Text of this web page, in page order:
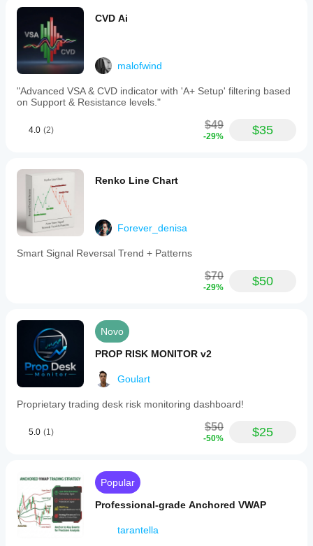
logging
trade
review.
It
supports
symbol
to
accommodate
broker
Perfil do indicador
CVD Ai
malofwind
"Advanced VSA & CVD indicator with 'A+ Setup' filtering based
on Support & Resistance levels."
4.0 (2) $49
-29% $35
Renko Line Chart
Forever_denisa
Smart Signal Reversal Trend + Patterns
$70
-29% $50
Novo
PROP RISK MONITOR v2
Goulart
Proprietary trading desk risk monitoring dashboard!
5.0 (1) $50
-50% $25
Popular
Professional-grade Anchored VWAP
tarantella